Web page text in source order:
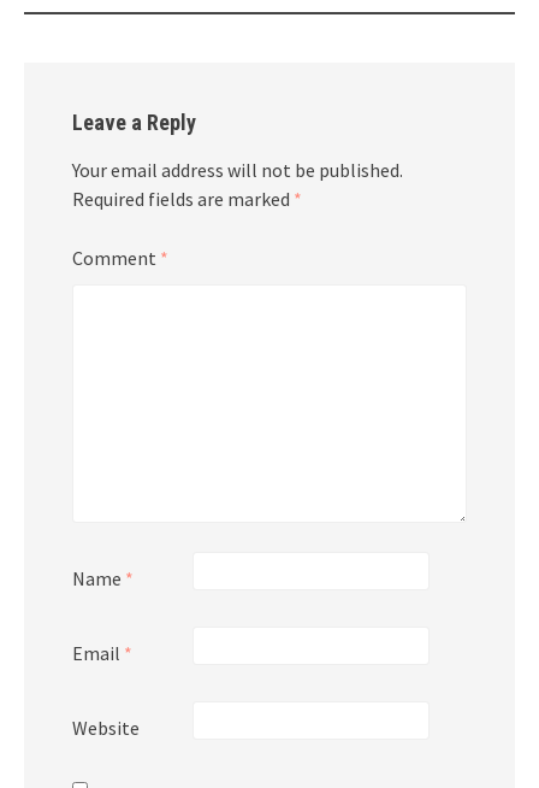
Leave a Reply
Your email address will not be published.
Required fields are marked *
Comment *
Name *
Email *
Website